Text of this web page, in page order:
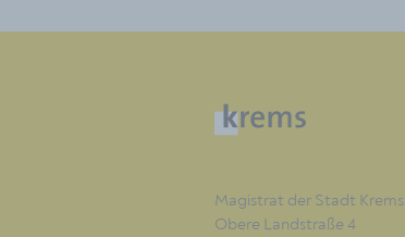
Magistrat der Stadt Krems
Obere Landstraße 4